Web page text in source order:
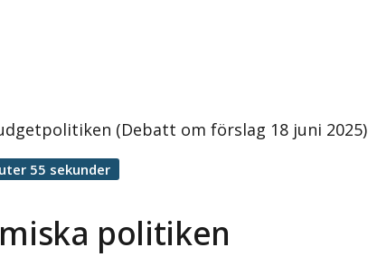
(Debatt om förslag 18 juni 2025)
politiken
55 sekunder